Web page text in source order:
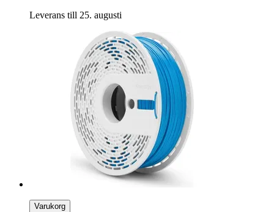
Leverans till 25. augusti
Varukorg